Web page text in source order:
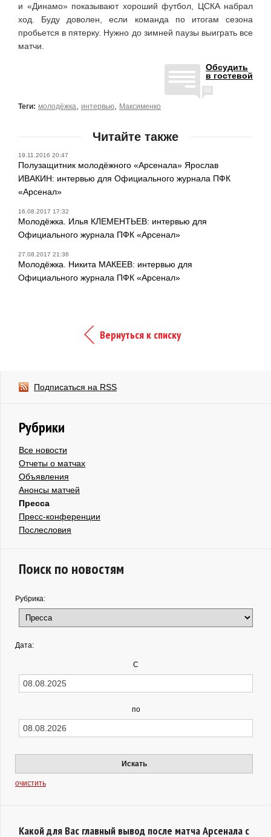
и «Динамо» показывают хороший футбол, ЦСКА набрал
ход. Буду доволен, если команда по итогам сезона
пробьется в пятерку. Нужно до зимней паузы выиграть все
матчи.
Обсудить
в гостевой
Теги: молодёжка интервью Максименко
Читайте также
19.11.2016 20:47
Полузащитник молодёжного «Арсенала» Ярослав
ИВАКИН: интервью для Официального журнала ПФК
«Арсенал»
16.08.2017 17:32
Молодёжка. Илья КЛЕМЕНТЬЕВ: интервью для
Официального журнала ПФК «Арсенал»
27.08.2017 21:36
Молодёжка. Никита МАКЕЕВ: интервью для
Официального журнала ПФК «Арсенал»
Вернуться к списку
Подписаться на RSS
Рубрики
Все новости
Отчеты о матчах
Объявления
Анонсы матчей
Пресса
Пресс-конференции
Послесловия
Поиск по новостям
Рубрика:
Дата:
С
по
Искать
очистить
Какой для Вас главный вывод после матча Арсенала с